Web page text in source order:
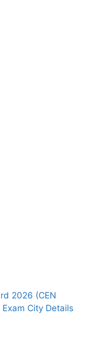
2026 (CEN
City Details